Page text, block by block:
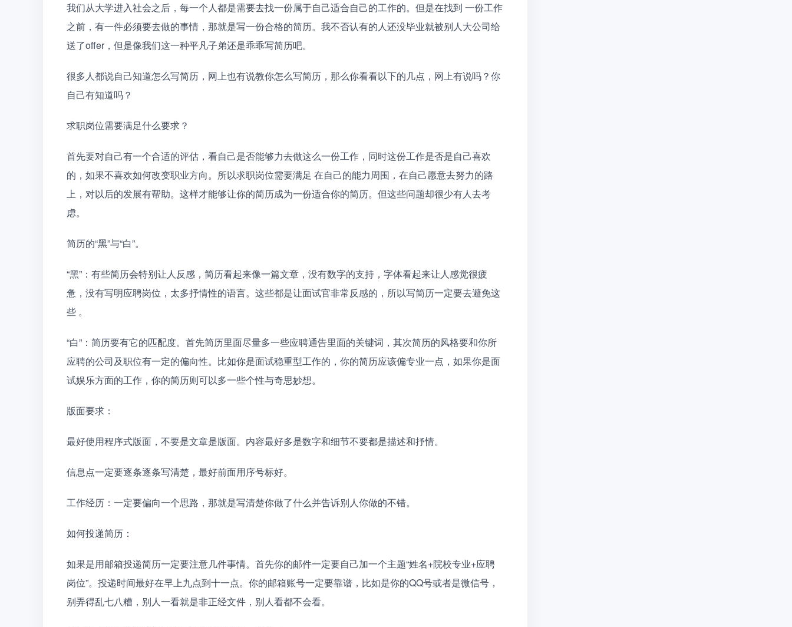
我们从大学进入社会之后，每一个人都是需要去找一份属于自己适合自己的工作的。但是在找到 一份工作
之前，有一件必须要去做的事情，那就是写一份合格的简历。我不否认有的人还没毕业就被别人大公司给
送了offer，但是像我们这一种平凡子弟还是乖乖写简历吧。
很多人都说自己知道怎么写简历，网上也有说教你怎么写简历，那么你看看以下的几点，网上有说吗？你
自己有知道吗？
求职岗位需要满足什么要求？
首先要对自己有一个合适的评估，看自己是否能够力去做这么一份工作，同时这份工作是否是自己喜欢
的，如果不喜欢如何改变职业方向。所以求职岗位需要满足 在自己的能力周围，在自己愿意去努力的路
上，对以后的发展有帮助。这样才能够让你的简历成为一份适合你的简历。但这些问题却很少有人去考
虑。
简历的“黑”与“白”。
“黑”：有些简历会特别让人反感，简历看起来像一篇文章，没有数字的支持，字体看起来让人感觉很疲
惫，没有写明应聘岗位，太多抒情性的语言。这些都是让面试官非常反感的，所以写简历一定要去避免这
些 。
“白”：简历要有它的匹配度。首先简历里面尽量多一些应聘通告里面的关键词，其次简历的风格要和你所
应聘的公司及职位有一定的偏向性。比如你是面试稳重型工作的，你的简历应该偏专业一点，如果你是面
试娱乐方面的工作，你的简历则可以多一些个性与奇思妙想。
版面要求：
最好使用程序式版面，不要是文章是版面。内容最好多是数字和细节不要都是描述和抒情。
信息点一定要逐条逐条写清楚，最好前面用序号标好。
工作经历：一定要偏向一个思路，那就是写清楚你做了什么并告诉别人你做的不错。
如何投递简历：
如果是用邮箱投递简历一定要注意几件事情。首先你的邮件一定要自己加一个主题“姓名+院校专业+应聘
岗位”。投递时间最好在早上九点到十一点。你的邮箱账号一定要靠谱，比如是你的QQ号或者是微信号，
别弄得乱七八糟，别人一看就是非正经文件，别人看都不会看。